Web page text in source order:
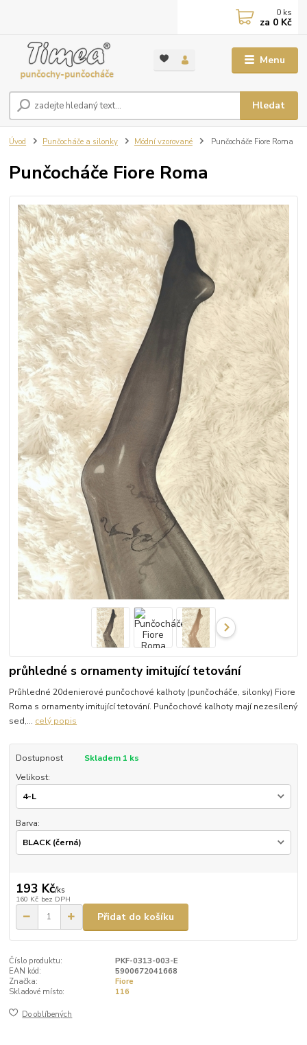
Menu
Hledat
0 ks
za 0 Kč
Úvod Punčocháče a silonky Módní vzorované Punčocháče Fiore Roma
Punčocháče Fiore Roma
průhledné s ornamenty imitující tetování
Průhledné 20denierové punčochové kalhoty (punčocháče, silonky) Fiore
Roma s ornamenty imitující tetování. Punčochové kalhoty mají nezesílený
sed,... celý popis
Dostupnost
Skladem 1 ks
Velikost:
Barva:
193 Kč/ks
160 Kč bez DPH
Přidat do košíku
Číslo produktu:
PKF-0313-003-E
EAN kód:
5900672041668
Značka:
Fiore
Skladové místo:
116
Do oblíbených